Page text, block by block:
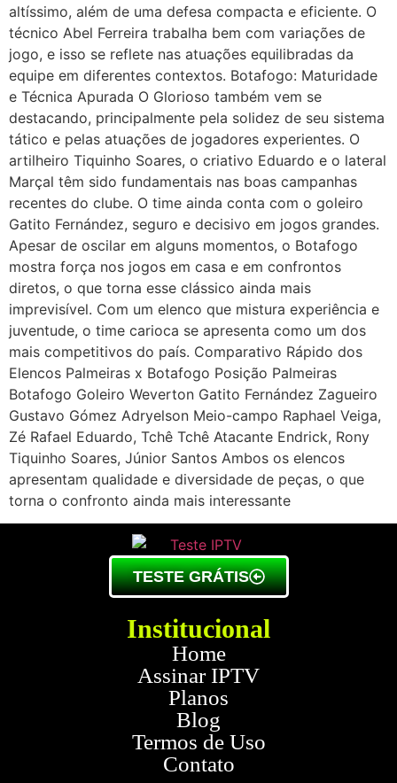
altíssimo, além de uma defesa compacta e eficiente. O
técnico Abel Ferreira trabalha bem com variações de
jogo, e isso se reflete nas atuações equilibradas da
equipe em diferentes contextos. Botafogo: Maturidade
e Técnica Apurada O Glorioso também vem se
destacando, principalmente pela solidez de seu sistema
tático e pelas atuações de jogadores experientes. O
artilheiro Tiquinho Soares, o criativo Eduardo e o lateral
Marçal têm sido fundamentais nas boas campanhas
recentes do clube. O time ainda conta com o goleiro
Gatito Fernández, seguro e decisivo em jogos grandes.
Apesar de oscilar em alguns momentos, o Botafogo
mostra força nos jogos em casa e em confrontos
diretos, o que torna esse clássico ainda mais
imprevisível. Com um elenco que mistura experiência e
juventude, o time carioca se apresenta como um dos
mais competitivos do país. Comparativo Rápido dos
Elencos Palmeiras x Botafogo Posição Palmeiras
Botafogo Goleiro Weverton Gatito Fernández Zagueiro
Gustavo Gómez Adryelson Meio-campo Raphael Veiga,
Zé Rafael Eduardo, Tchê Tchê Atacante Endrick, Rony
Tiquinho Soares, Júnior Santos Ambos os elencos
apresentam qualidade e diversidade de peças, o que
torna o confronto ainda mais interessante
TESTE GRÁTIS
Institucional
Home
Assinar IPTV
Planos
Blog
Termos de Uso
Contato